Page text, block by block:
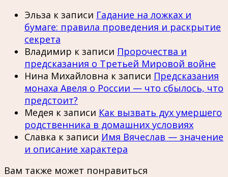
Эльза к записи Гадание на ложках и
бумаге: правила проведения и раскрытие
секрета
Владимир к записи Пророчества и
предсказания о Третьей Мировой войне
Нина Михайловна к записи Предсказания
монаха Авеля о России — что сбылось, что
предстоит?
Медея к записи Как вызвать дух умершего
родственника в домашних условиях
Славка к записи Имя Вячеслав — значение
и описание характера
Вам также может понравиться